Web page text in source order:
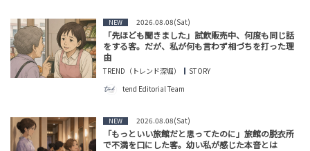
NEW 2026.08.08(Sat)
「先ほども聞きました」試飲販売中、何度も同じ話
をする客。だが、私が何も言わず相づちを打った理
由
TREND（トレンド深堀）
STORY
tend Editorial Team
NEW 2026.08.08(Sat)
「もっといい旅館だと思ってたのに」旅館の脱衣所
で不満を口にした客。幼い私が感じた本音とは